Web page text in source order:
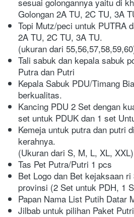
Golongan 2A TU, 2C TU,
Topi Mutz/peci untuk PUTRA
2A TU, 2C TU, 3A TU.
(ukuran dari
Tali sabuk dan kepala sabuk
Putra dan Putri
Kepala Sabuk PDU/Timang
berkualitas.
Kancing PDU 2 Set dengan
set untuk PDUK dan 1 set
Kemeja untuk putra dan putri
kerahnya.
(Ukuran dari S, M, L, XL, XXL)
Tas Pet Putra/Putri 1 pcs
Bet Logo dan Bet kejaksaan
provinsi (2 Set untuk PDH, 1
Papan Nama List Putih Datar
Jilbab untuk pilihan Paket